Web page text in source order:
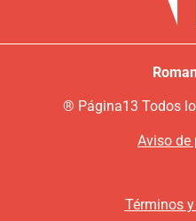
® Página13 Todos
Aviso de
Términos